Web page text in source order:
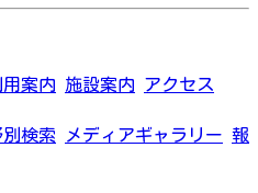
用案内 施設案内 アクセス
別検索 メディアギャラリー 報